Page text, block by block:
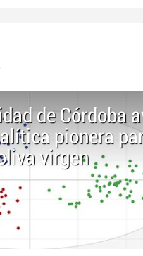
de Córdoba
pionera
virgen